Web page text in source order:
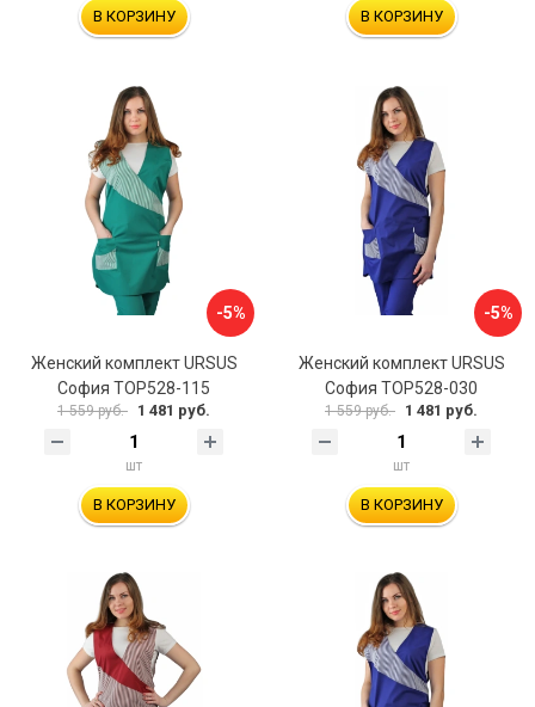
В КОРЗИНУ В КОРЗИНУ
-5%
Женский комплект URSUS
София ТОР528-115
1 559 руб. 1 481 руб.
шт
В КОРЗИНУ
-5%
Женский комплект URSUS
София ТОР528-030
1 559 руб. 1 481 руб.
шт
В КОРЗИНУ